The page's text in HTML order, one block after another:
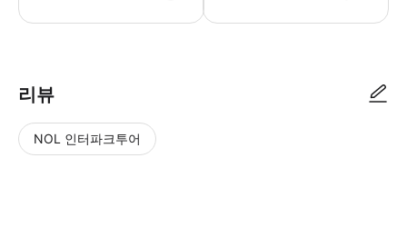
리뷰
NOL 인터파크투어